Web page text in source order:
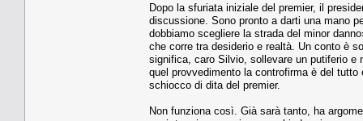
Dopo la sfuriata iniziale del premier, il
discussione. Sono pronto a darti una mano
dobbiamo scegliere la strada del minor
che corre tra desiderio e realtà. Un conto è
significa, caro Silvio, sollevare un putiferio e
quel provvedimento la controfirma è del
schiocco di dita del premier.
Non funziona così. Già sarà tanto, ha